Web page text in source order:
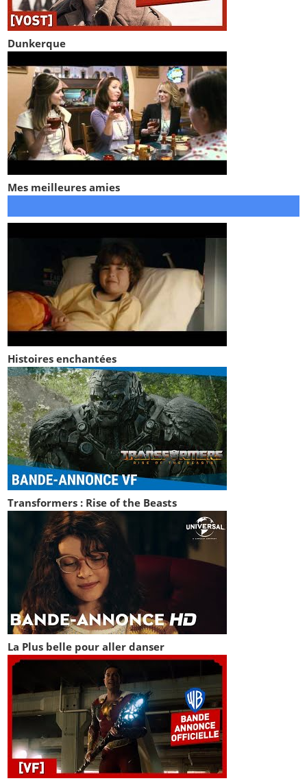
Dunkerque
Mes meilleures amies
Histoires enchantées
Transformers : Rise of the Beasts
La Plus belle pour aller danser